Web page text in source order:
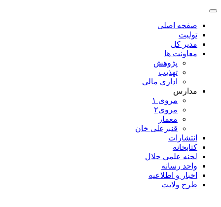
صفحه اصلی
تولیت
مدیر کل
معاونت ها
پژوهش
تهذیب
اداری مالی
مدارس
مروی ۱
مروی۲
معمار
قنبرعلی خان
انتشارات
کتابخانه
لجنه علمی حلال
واحد رسانه
اخبار و اطلاعیه
طرح ولایت